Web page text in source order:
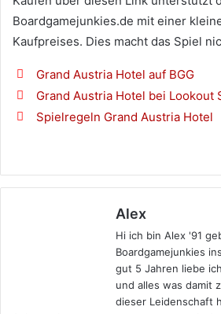
Boardgamejunkies.de mit einer
Kaufpreises. Dies macht das Spiel
Grand Austria Hotel auf BGG
Grand Austria Hotel bei Lookout
Spielregeln Grand Austria Hotel
Alex
Hi ich bin Alex '91
Boardgamejunkies
gut 5 Jahren liebe
und alles was damit
dieser Leidenschaft